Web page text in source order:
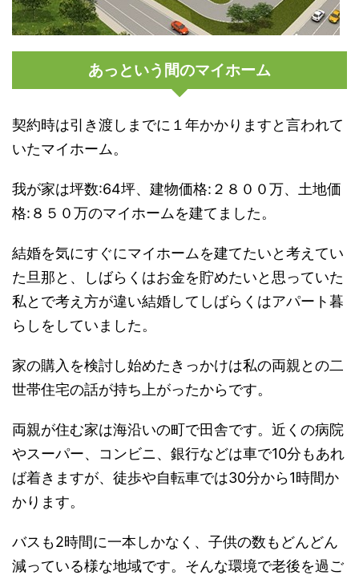
あっという間のマイホーム
契約時は引き渡しまでに１年かかりますと言われて
いたマイホーム。
我が家は坪数:64坪、建物価格:２８００万、土地価
格:８５０万のマイホームを建てました。
結婚を気にすぐにマイホームを建てたいと考えてい
た旦那と、しばらくはお金を貯めたいと思っていた
私とで考え方が違い結婚してしばらくはアパート暮
らしをしていました。
家の購入を検討し始めたきっかけは私の両親との二
世帯住宅の話が持ち上がったからです。
両親が住む家は海沿いの町で田舎です。近くの病院
やスーパー、コンビニ、銀行などは車で10分もあれ
ば着きますが、徒歩や自転車では30分から1時間か
かります。
バスも2時間に一本しかなく、子供の数もどんどん
減っている様な地域です。そんな環境で老後を過ご